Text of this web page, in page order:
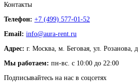
Контакты
Телефон: +7 (499) 577-01-52
Email: info@aura-rent.ru
Адрес: г. Москва, м. Беговая, ул. Розанова,
Мы работаем: пн-вс. с 10:00 до 22:00
Подписывайтесь на нас в соцсетях